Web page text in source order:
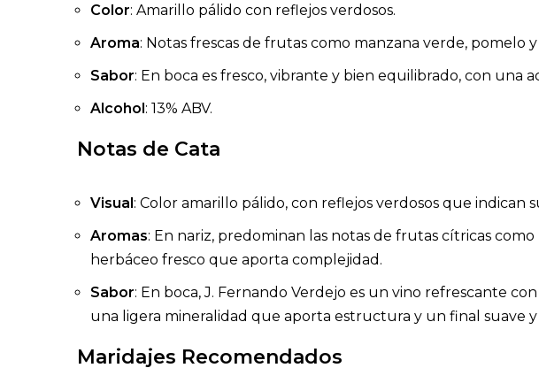
Color: Amarillo pálido con reflejos verdosos.
Aroma: Notas frescas de frutas como manzana verde,
Sabor: En boca es fresco, vibrante y bien equilibrado, con una
Alcohol: 13% ABV.
Notas de Cata
Visual: Color amarillo pálido, con reflejos verdosos que indican
Aromas: En nariz, predominan las notas de frutas cítricas
herbáceo fresco que aporta complejidad.
Sabor: En boca, J. Fernando Verdejo es un vino refrescante
una ligera mineralidad que aporta estructura y un final suave
Maridajes Recomendados